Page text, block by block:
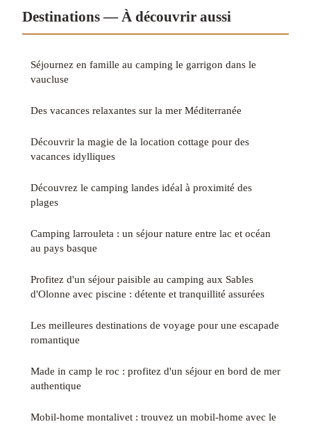
Destinations — À découvrir aussi
Séjournez en famille au camping le garrigon dans le
vaucluse
Des vacances relaxantes sur la mer Méditerranée
Découvrir la magie de la location cottage pour des
vacances idylliques
Découvrez le camping landes idéal à proximité des
plages
Camping larrouleta : un séjour nature entre lac et océan
au pays basque
Profitez d'un séjour paisible au camping aux Sables
d'Olonne avec piscine : détente et tranquillité assurées
Les meilleures destinations de voyage pour une escapade
romantique
Made in camp le roc : profitez d'un séjour en bord de mer
authentique
Mobil-home montalivet : trouvez un mobil-home avec le